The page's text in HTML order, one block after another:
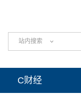
站内搜索
C财经